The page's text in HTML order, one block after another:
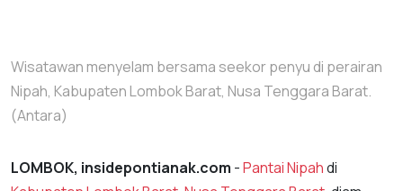
Wisatawan menyelam bersama seekor penyu di perairan
Nipah, Kabupaten Lombok Barat, Nusa Tenggara Barat.
(Antara)
LOMBOK, insidepontianak.com -Pantai Nipahdi